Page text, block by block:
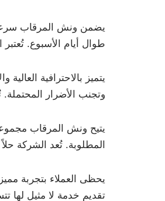
طوال أيام الأسبوع.
يتميز بالاحترافية
وتجنب الأضرار
يتيح ونش المرقاب
المطلوبة. تُعد الشركة
يحظى العملاء بتجربة
تقديم خدمة لا مثيل لها